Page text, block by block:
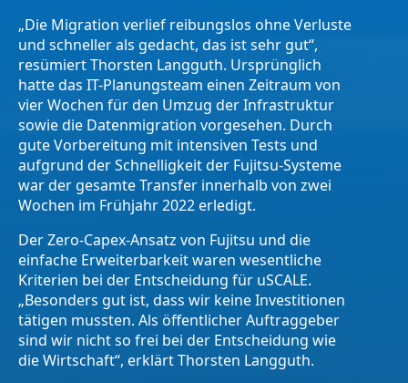
„Die Migration verlief reibungslos ohne Verluste
und schneller als gedacht, das ist sehr gut“,
resümiert Thorsten Langguth. Ursprünglich
hatte das IT-Planungsteam einen Zeitraum von
vier Wochen für den Umzug der Infrastruktur
sowie die Datenmigration vorgesehen. Durch
gute Vorbereitung mit intensiven Tests und
aufgrund der Schnelligkeit der Fujitsu-Systeme
war der gesamte Transfer innerhalb von zwei
Wochen im Frühjahr 2022 erledigt.
Der Zero-Capex-Ansatz von Fujitsu und die
einfache Erweiterbarkeit waren wesentliche
Kriterien bei der Entscheidung für uSCALE.
„Besonders gut ist, dass wir keine Investitionen
tätigen mussten. Als öffentlicher Auftraggeber
sind wir nicht so frei bei der Entscheidung wie
die Wirtschaft“, erklärt Thorsten Langguth.